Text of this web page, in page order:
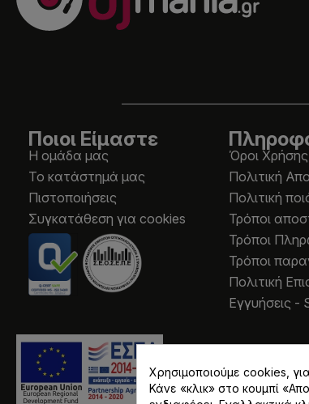
Ποιοι Είμαστε
Η ομάδα μας
Το κατάστημά μας
Πιστοποιήσεις
Συγκατάθεση για cookies
Όροι Χρήσης
Πολιτική
Πολιτική
Τρόποι
Τρόποι
Τρόποι
Πολιτική
Εγγυήσεις -
Χρησιμοποιούμε cookies,
Κάνε «κλικ» στο κουμπί